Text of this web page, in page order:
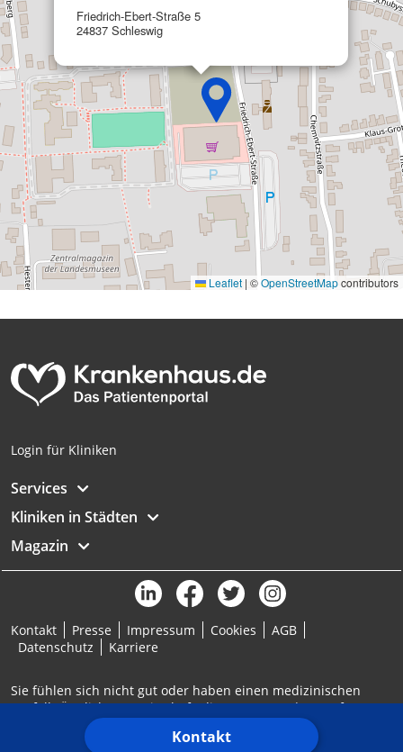
Friedrich-Ebert-Straße 5
24837 Schleswig
Leaflet | ©OpenStreetMapcontributors
Kontakt
Login für Kliniken
Services
Kliniken in Städten
Magazin
Kontakt Presse Impressum Cookies
AGB
Datenschutz
Karriere
Sie fühlen sich nicht gut oder haben einen medizinischen
Notfall? Ärztlicher Bereitschaftsdienst: 116117 | Notruf: 112